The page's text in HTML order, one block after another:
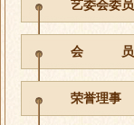
艺委会委员
会 员
荣誉理事